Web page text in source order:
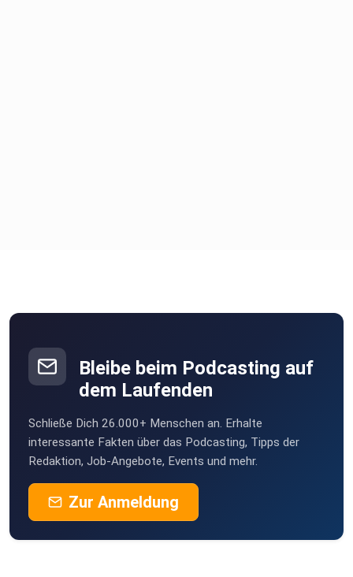
Bleibe beim Podcasting auf
dem Laufenden
Schließe Dich 26.000+ Menschen an. Erhalte
interessante Fakten über das Podcasting, Tipps der
Redaktion, Job-Angebote, Events und mehr.
Zur Anmeldung